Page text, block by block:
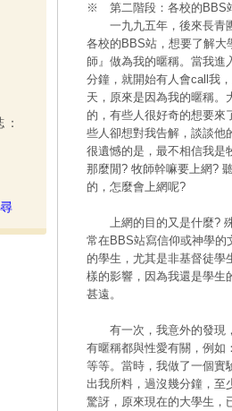
※ 第二階段：各校的BBS
一九九五年，後來長青團
各校的BBS站，想要了解大
師』做為我的暱稱。當我進
分鐘，就開始有人會call我
天，原來是因為我的暱稱。
的，有些人很好奇的想要來
些人卻想對我告解，談談他
很遺憾的是，最不相信我是
那麼閒? 牧師幹嘛要上網?
的，怎麼會上網呢?
上網的目的又是什麼? 殊
常在BBS站寫信仰或神學的
的學生，尤其是非基督徒學
樣的影響，因為我還是學生
甚遠。
有一次，我意外的發現，
有暱稱都與性愛有關，例
等等。當時，我做了一個實
出我所料，過沒幾分鐘，至
驚訝，原來現在的大學生，